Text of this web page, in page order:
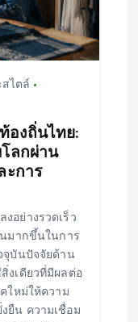
ไตล์
องถิ่นไทย:
ลกผ่าน
ะการ
อย่างรวดเร็ว
มากขึ้นในการ
จุบันปัจจัยด้าน
งเดียวที่มีผลต่อ
ใหม่ให้ความ
ยืน ความเชื่อม